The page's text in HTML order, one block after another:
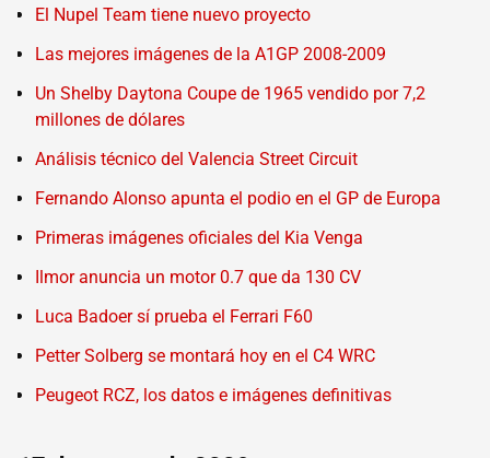
El Nupel Team tiene nuevo proyecto
Las mejores imágenes de la A1GP 2008-2009
Un Shelby Daytona Coupe de 1965 vendido por 7,2
millones de dólares
Análisis técnico del Valencia Street Circuit
Fernando Alonso apunta el podio en el GP de Europa
Primeras imágenes oficiales del Kia Venga
Ilmor anuncia un motor 0.7 que da 130 CV
Luca Badoer sí prueba el Ferrari F60
Petter Solberg se montará hoy en el C4 WRC
Peugeot RCZ, los datos e imágenes definitivas